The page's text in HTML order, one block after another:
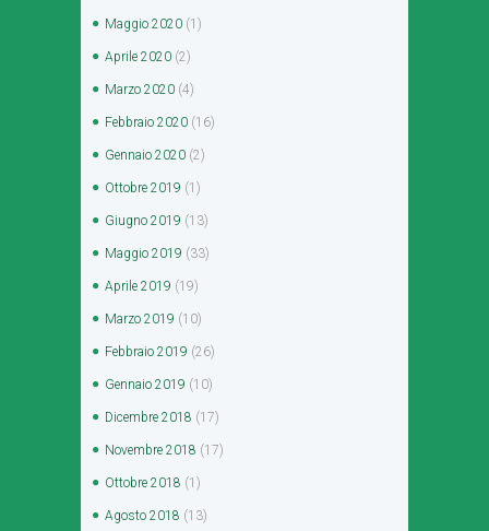
Maggio 2020 (1)
Aprile 2020 (2)
Marzo 2020 (4)
Febbraio 2020 (16)
Gennaio 2020 (2)
Ottobre 2019 (1)
Giugno 2019 (13)
Maggio 2019 (33)
Aprile 2019 (19)
Marzo 2019 (10)
Febbraio 2019 (26)
Gennaio 2019 (10)
Dicembre 2018 (17)
Novembre 2018 (17)
Ottobre 2018 (1)
Agosto 2018 (13)